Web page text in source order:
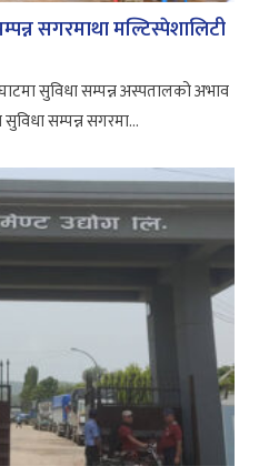
सगरमाथा मल्टिस्पेशालिटी
सुविधा सम्पन्न अस्पतालको अभाव
सम्पन्न सगरमा...